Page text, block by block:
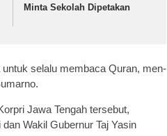
Minta Sekolah Dipetakan
selalu membaca Quran, men-
Jawa Tengah tersebut,
Wakil Gubernur Taj Yasin